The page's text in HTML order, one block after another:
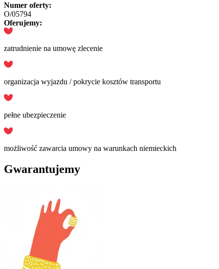
Numer oferty:
O/05794
Oferujemy:
zatrudnienie na umowę zlecenie
organizacja wyjazdu / pokrycie kosztów transportu
pełne ubezpieczenie
możliwość zawarcia umowy na warunkach niemieckich
Gwarantujemy